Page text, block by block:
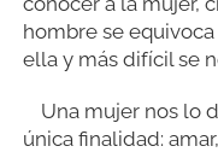
hombre se
ella y más difícil se
Una mujer nos lo
única finalidad: